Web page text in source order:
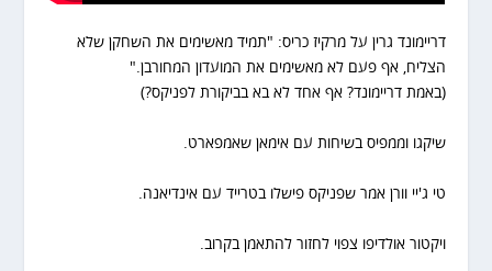
דריימונד גרין על מרקיז כריס: "תמיד מאשימים את השחקן שלא
הצליח, אף פעם לא מאשימים את המועדון המחורבן."
(באמת דריימונד? אף אחד לא בא בביקורת לפניקס?)
שיקגו וממפיס בשיחות עם אימאן שאמפארט.
טי ג'יי וורן אמר שפניקס פישלו בטרייד עם אינדיאנה.
ויקטור אולדיפו צפוי לחזור להתאמן בקרוב.